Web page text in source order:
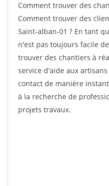
Comment trouver des
Comment trouver des
Saint-alban-01 ? En tant
n'est pas toujours facile
trouver des chantiers à
service d'aide aux
contact de manière
à la recherche de
projets travaux.